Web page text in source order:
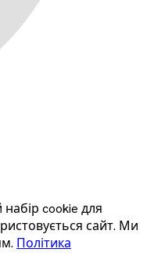
cookie для
сайт. Ми
Політика